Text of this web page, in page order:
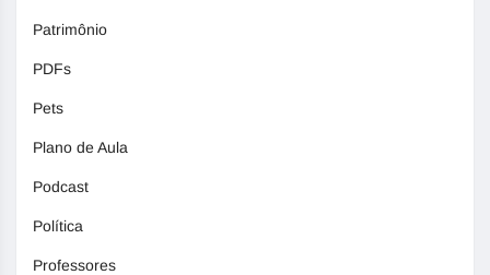
Patrimônio
PDFs
Pets
Plano de Aula
Podcast
Política
Professores